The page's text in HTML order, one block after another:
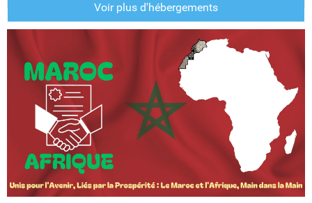
Voir plus d'hébergements